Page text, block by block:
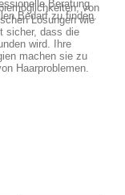
Beratung
Bedarf zu finden.
von
Lösungen wie
sicher, dass die
wird. Ihre
machen sie zu
Haarproblemen.